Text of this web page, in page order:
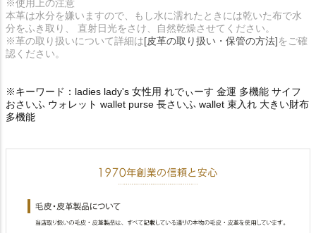
※使用上の注意
本革は水分を嫌いますので、もし水に濡れたときには乾いた布で水
分をふき取り、 直射日光をさけ、自然乾燥させてください。
※革の取り扱いについて詳細は[皮革の取り扱い・保管の方法]をご確
認ください。
※キーワード：ladies lady's 女性用 れでぃーす 金運 多機能 サイフ
おさいふ ウォレット wallet purse 長さいふ wallet 束入れ 大きい財布
多機能